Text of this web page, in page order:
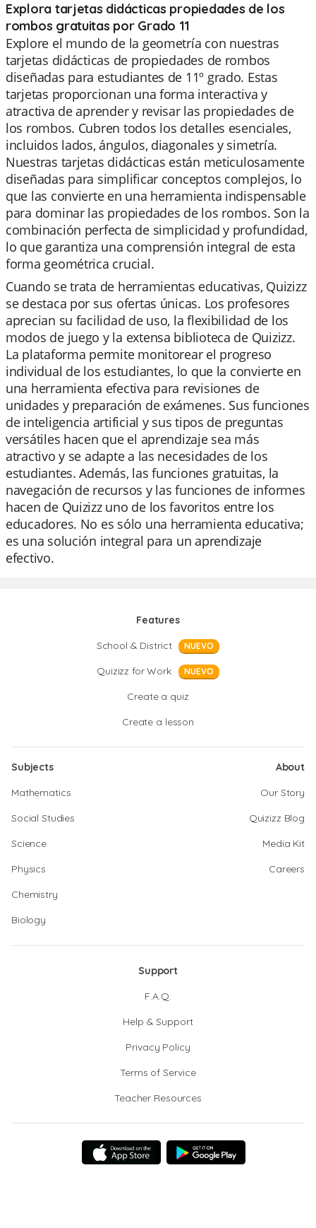
Explora tarjetas didácticas propiedades de los
rombos gratuitas por Grado 11
Explore el mundo de la geometría con nuestras
tarjetas didácticas de propiedades de rombos
diseñadas para estudiantes de 11º grado. Estas
tarjetas proporcionan una forma interactiva y
atractiva de aprender y revisar las propiedades de
los rombos. Cubren todos los detalles esenciales,
incluidos lados, ángulos, diagonales y simetría.
Nuestras tarjetas didácticas están meticulosamente
diseñadas para simplificar conceptos complejos, lo
que las convierte en una herramienta indispensable
para dominar las propiedades de los rombos. Son la
combinación perfecta de simplicidad y profundidad,
lo que garantiza una comprensión integral de esta
forma geométrica crucial.
Cuando se trata de herramientas educativas, Quizizz
se destaca por sus ofertas únicas. Los profesores
aprecian su facilidad de uso, la flexibilidad de los
modos de juego y la extensa biblioteca de Quizizz.
La plataforma permite monitorear el progreso
individual de los estudiantes, lo que la convierte en
una herramienta efectiva para revisiones de
unidades y preparación de exámenes. Sus funciones
de inteligencia artificial y sus tipos de preguntas
versátiles hacen que el aprendizaje sea más
atractivo y se adapte a las necesidades de los
estudiantes. Además, las funciones gratuitas, la
navegación de recursos y las funciones de informes
hacen de Quizizz uno de los favoritos entre los
educadores. No es sólo una herramienta educativa;
es una solución integral para un aprendizaje
efectivo.
Features
School & District
NUEVO
Quizizz for Work NUEVO
Create a quiz
Create a lesson
Subjects
Mathematics
Social Studies
Science
Physics
Chemistry
Biology
About
Our Story
Quizizz Blog
Media Kit
Careers
Support
F.A.Q.
Help & Support
Privacy Policy
Terms of Service
Teacher Resources